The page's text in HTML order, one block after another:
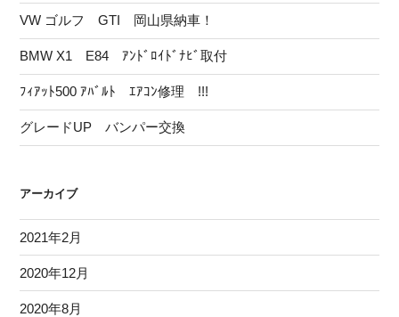
VW ゴルフ GTI 岡山県納車！
BMW X1 E84 ｱﾝﾄﾞﾛｲﾄﾞﾅﾋﾞ取付
ﾌｨｱｯﾄ500 ｱﾊﾞﾙﾄ ｴｱｺﾝ修理 !!!
グレードUP バンパー交換
アーカイブ
2021年2月
2020年12月
2020年8月